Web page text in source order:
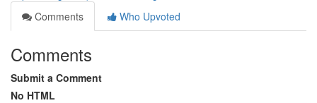
Comments
Who Upvoted
Comments
Submit a Comment
No HTML